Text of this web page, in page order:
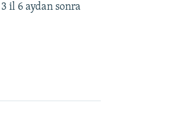
3 il 6 aydan sonra